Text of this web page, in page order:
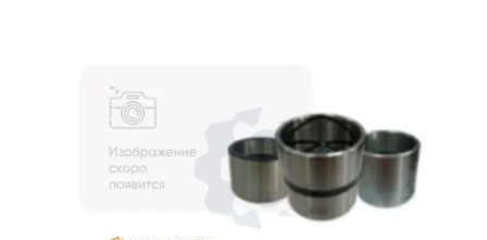
3D тур по производству
3D тур по складам